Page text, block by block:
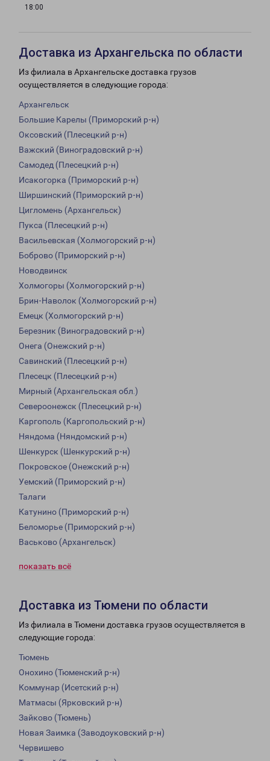
18:00
Доставка из Архангельска по области
Из филиала в Архангельске доставка грузов
осуществляется в следующие города:
Архангельск
Большие Карелы (Приморский р-н)
Оксовский (Плесецкий р-н)
Важский (Виноградовский р-н)
Самодед (Плесецкий р-н)
Исакогорка (Приморский р-н)
Ширшинский (Приморский р-н)
Цигломень (Архангельск)
Пукса (Плесецкий р-н)
Васильевская (Холмогорский р-н)
Боброво (Приморский р-н)
Новодвинск
Холмогоры (Холмогорский р-н)
Брин-Наволок (Холмогорский р-н)
Емецк (Холмогорский р-н)
Березник (Виноградовский р-н)
Онега (Онежский р-н)
Савинский (Плесецкий р-н)
Плесецк (Плесецкий р-н)
Мирный (Архангельская обл.)
Североонежск (Плесецкий р-н)
Каргополь (Каргопольский р-н)
Няндома (Няндомский р-н)
Шенкурск (Шенкурский р-н)
Покровское (Онежский р-н)
Уемский (Приморский р-н)
Талаги
Катунино (Приморский р-н)
Беломорье (Приморский р-н)
Васьково (Архангельск)
показать всё
Доставка из Тюмени по области
Из филиала в Тюмени доставка грузов осуществляется в
следующие города:
Тюмень
Онохино (Тюменский р-н)
Коммунар (Исетский р-н)
Матмасы (Ярковский р-н)
Зайково (Тюмень)
Новая Заимка (Заводоуковский р-н)
Червишево